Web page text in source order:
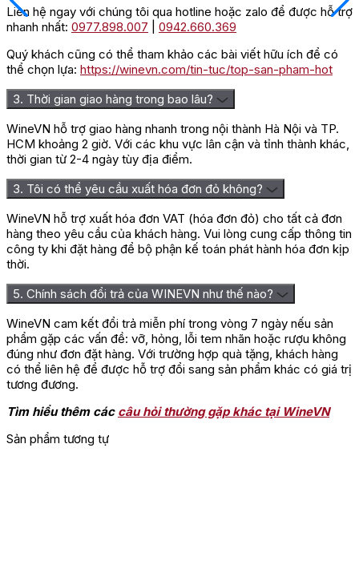
Liên hệ ngay với chúng tôi qua hotline hoặc zalo để được hỗ trợ
nhanh nhất: 0977.898.007
0942.660.369
Quý khách cũng có thể tham khảo các bài viết hữu ích để có
thể chọn lựa: https://winevn.com/tin-tuc/top-san-pham-hot
3. Thời gian giao hàng trong bao lâu?
WineVN hỗ trợ giao hàng nhanh trong nội thành Hà Nội và TP.
HCM khoảng 2 giờ. Với các khu vực lân cận và tỉnh thành khác,
thời gian từ 2-4 ngày tùy địa điểm.
3. Tôi có thể yêu cầu xuất hóa đơn đỏ không?
WineVN hỗ trợ xuất hóa đơn VAT (hóa đơn đỏ) cho tất cả đơn
hàng theo yêu cầu của khách hàng. Vui lòng cung cấp thông tin
công ty khi đặt hàng để bộ phận kế toán phát hành hóa đơn kịp
thời.
5. Chính sách đổi trả của WINEVN như thế nào?
WineVN cam kết đổi trả miễn phí trong vòng 7 ngày nếu sản
phẩm gặp các vấn đề: vỡ, hỏng, lỗi tem nhãn hoặc rượu không
đúng như đơn đặt hàng. Với trường hợp quà tặng, khách hàng
có thể liên hệ để được hỗ trợ đổi sang sản phẩm khác có giá trị
tương đương.
Tìm hiểu thêm các câu hỏi thường gặp khác tại WineVN
Sản phẩm tương tự